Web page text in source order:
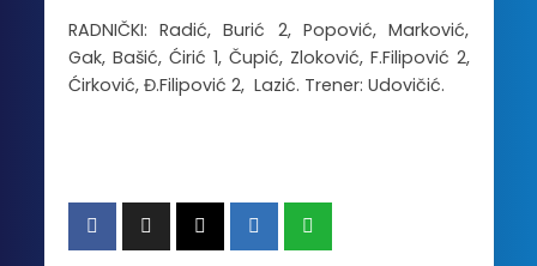
RADNIČKI: Radić, Burić 2, Popović, Marković,
Gak, Bašić, Ćirić 1, Čupić, Zloković, F.Filipović 2,
Ćirković, Đ.Filipović 2, Lazić. Trener: Udovičić.